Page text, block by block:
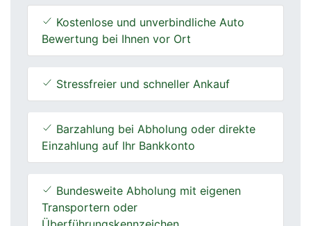
Kostenlose und unverbindliche Auto
Bewertung bei Ihnen vor Ort
Stressfreier und schneller Ankauf
Barzahlung bei Abholung oder direkte
Einzahlung auf Ihr Bankkonto
Bundesweite Abholung mit eigenen
Transportern oder